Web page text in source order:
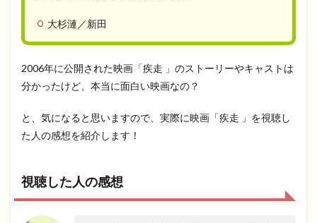
大杉漣／新田
2006年に公開された映画「疾走 」のストーリーやキャストは
分かったけど、本当に面白い映画なの？
と、気になると思いますので、実際に映画「疾走 」を視聴し
た人の感想を紹介します！
視聴した人の感想